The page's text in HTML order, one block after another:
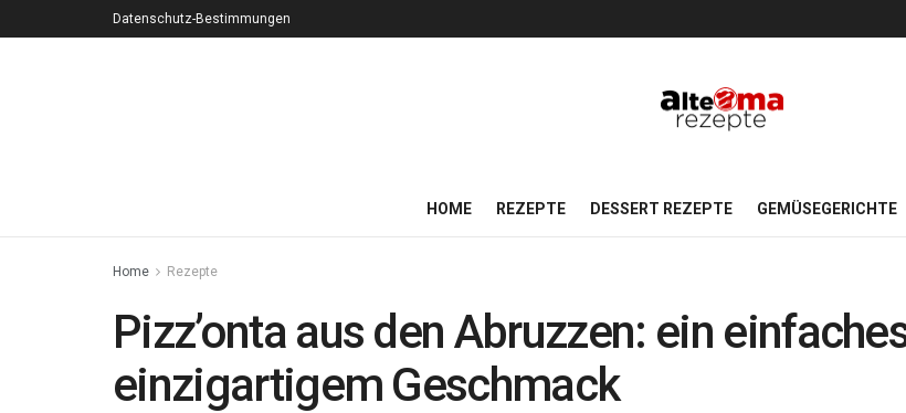
Datenschutz-Bestimmungen
HOME REZEPTE DESSERT REZEPTE GEMÜSEGERICHTE
Home Rezepte
Pizz’onta aus den Abruzzen: ein
einzigartigem Geschmack